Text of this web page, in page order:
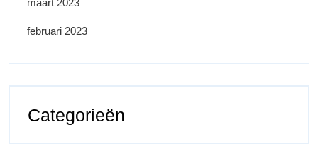
maart 2023
februari 2023
Categorieën